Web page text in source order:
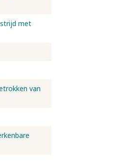
strijd met
van